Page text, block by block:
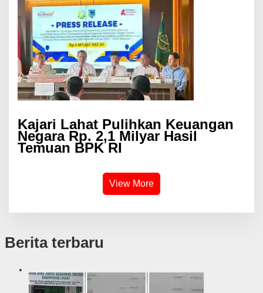
Kajari Lahat Pulihkan Keuangan
Negara Rp. 2,1 Milyar Hasil
Temuan BPK RI
View More
Berita terbaru